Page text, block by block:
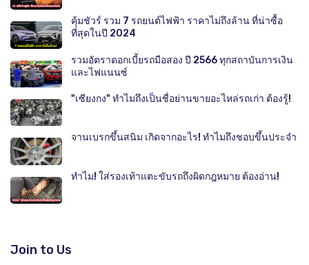
คุ้มชัวร์ รวม 7 รถยนต์ไฟฟ้า ราคาไม่ถึงล้าน ที่น่าซื้อ
ที่สุดในปี 2024
รวมอัตราดอกเบี้ยรถมือสอง ปี 2566 ทุกสถาบันการเงิน
และไฟแนนซ์
"เซียงกง" ทำไมถึงเป็นชื่อย่านขายอะไหล่รถเก่า ต้องรู้!
จานเบรกขึ้นสนิม เกิดจากอะไร! ทำไมถึงชอบขึ้นประจำ
ทำไม! ใส่รองเท้าแตะขับรถถึงผิดกฎหมาย ต้องอ่าน!
Join to Us